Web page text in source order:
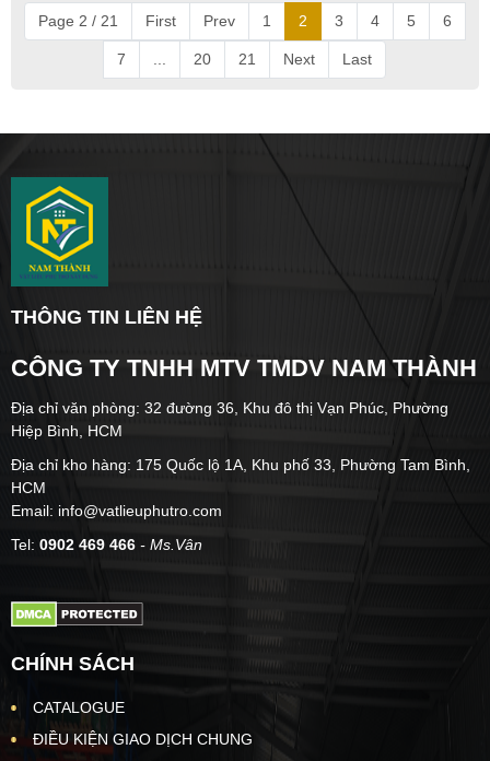
Page 2 / 21 First Prev 1 2 3 4 5 6
7 20 21 Next Last
THÔNG TIN LIÊN HỆ
CÔNG TY TNHH MTV TMDV NAM THÀNH
Địa chỉ văn phòng: 32 đường 36, Khu đô thị Vạn Phúc, Phường
Hiệp Bình, HCM
Địa chỉ kho hàng: 175 Quốc lộ 1A, Khu phố 33, Phường Tam Bình,
HCM
Email: info@vatlieuphutro.com
Tel: 0902 469 466 - Ms.Vân
CHÍNH SÁCH
CATALOGUE
ĐIỀU KIỆN GIAO DỊCH CHUNG